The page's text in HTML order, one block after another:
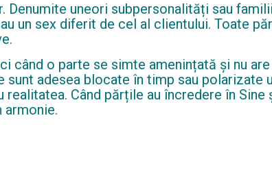
uneori subpersonalități sau
un sex diferit de cel al clientului. Toate
când o parte se simte amenințată și nu
adesea blocate în timp sau polarizate
Când părțile au încredere în